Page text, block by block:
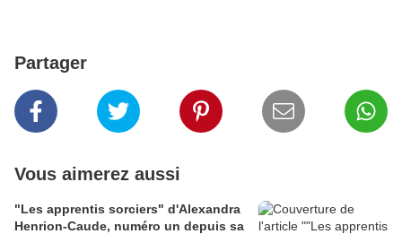
Partager
Vous aimerez aussi
"Les apprentis sorciers" d'Alexandra
Henrion-Caude, numéro un depuis sa